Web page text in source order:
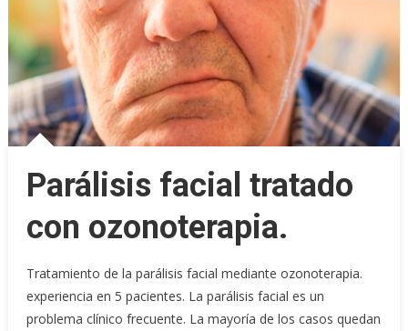
Parálisis facial tratado
con ozonoterapia.
Tratamiento de la parálisis facial mediante ozonoterapia.
experiencia en 5 pacientes. La parálisis facial es un
problema clínico frecuente. La mayoría de los casos quedan